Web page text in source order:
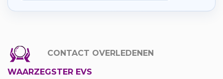
CONTACT OVERLEDENEN
WAARZEGSTER EVS